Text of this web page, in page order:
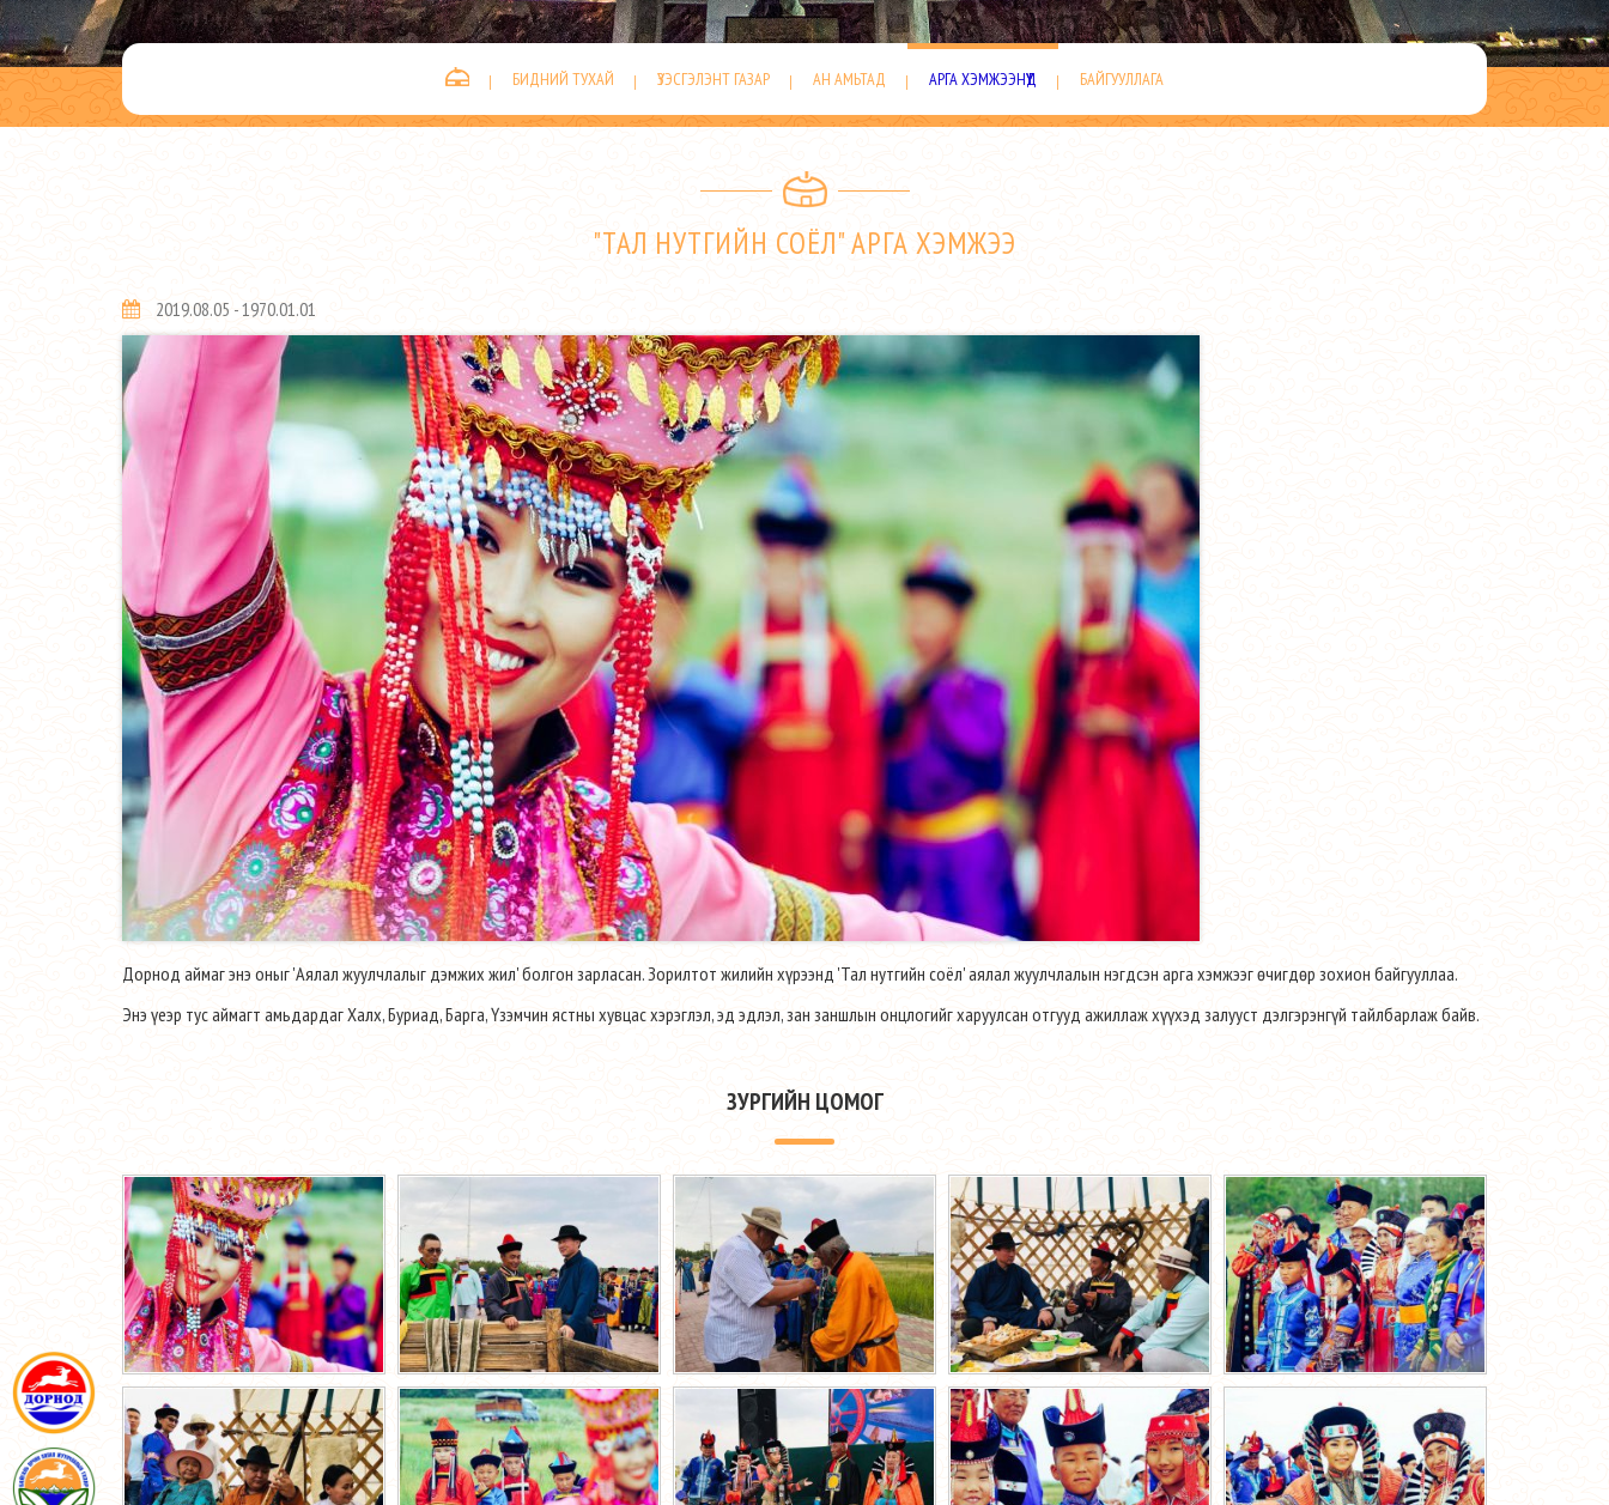
БИДНИЙ ТУХАЙ ҮЗЭСГЭЛЭНТ ГАЗАР АН АМЬТАД АРГА ХЭМЖЭЭНҮҮД БАЙГУУЛЛАГА
"ТАЛ НУТГИЙН СОЁЛ" АРГА ХЭМЖЭЭ
2019.08.05 - 1970.01.01
Дорнод аймаг энэ оныг 'Аялал жуулчлалыг дэмжих жил' болгон зарласан. Зорилтот жилийн хүрээнд 'Тал нутгийн соёл' аялал жуулчлалын нэгдсэн арга хэмжээг өчигдөр зохион байгууллаа.
Энэ үеэр тус аймагт амьдардаг Халх, Буриад, Барга, Үзэмчин ястны хувцас хэрэглэл, эд эдлэл, зан заншлын онцлогийг харуулсан отгууд ажиллаж хүүхэд залууст дэлгэрэнгүй тайлбарлаж байв.
ЗУРГИЙН ЦОМОГ